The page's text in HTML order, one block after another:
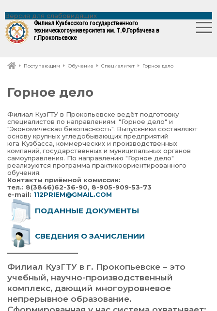
Версия для слабовидящих
Филиал Кузбасского государственного
техническогоуниверситета им. Т.Ф.Горбачева в
г.Прокопьевске
Поступающим Обучение Специалитет Горное дело
Горное дело
Филиал КузГТУ в Прокопьевске ведёт подготовку
специалистов по направлениям: "Горное дело" и
"Экономическая безопасность". Выпускники составляют
основу крупных угледобывающих предприятий
юга Кузбасса, коммерческих и производственных
компаний, государственных и муниципальных органов
самоуправления. По направлению "Горное дело"
реализуются программа практикоориентированного
обучения.
Контакты приёмной комиссии:
тел.: 8(3846)62-36-90, 8-905-909-53-73
e-mail: 112PRIEM@GMAIL.COM
ПОДАННЫЕ ДОКУМЕНТЫ
СВЕДЕНИЯ О ЗАЧИСЛЕНИИ
Филиал КузГТУ в г. Прокопьевске – это
учебный, научно-производственный
комплекс, дающий многоуровневое
непрерывное образование.